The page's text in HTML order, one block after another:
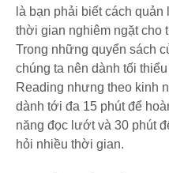
là bạn phải biết cách
thời gian nghiêm ngặt cho
Trong những quyển sách
chúng ta nên dành tối
Reading nhưng theo kinh
dành tới đa 15 phút để
năng đọc lướt và 30 phút
hỏi nhiều thời gian.